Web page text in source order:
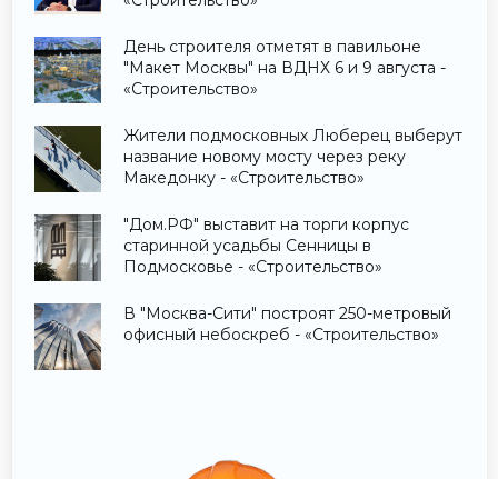
День строителя отметят в павильоне
"Макет Москвы" на ВДНХ 6 и 9 августа -
«Строительство»
Жители подмосковных Люберец выберут
название новому мосту через реку
Македонку - «Строительство»
"Дом.РФ" выставит на торги корпус
старинной усадьбы Сенницы в
Подмосковье - «Строительство»
В "Москва-Сити" построят 250-метровый
офисный небоскреб - «Строительство»